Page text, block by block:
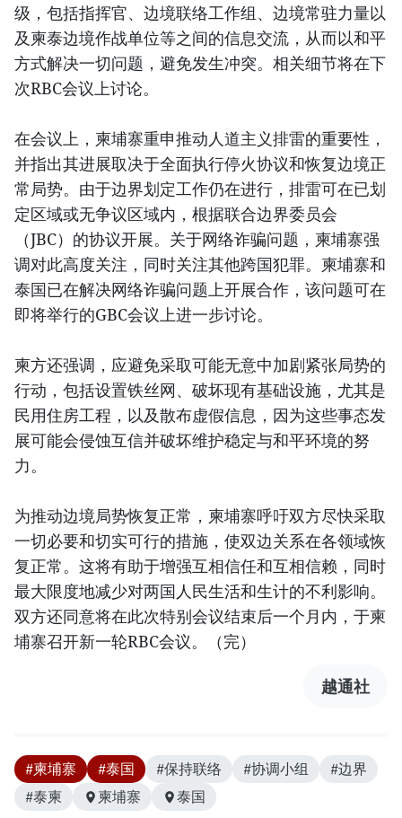
级，包括指挥官、边境联络工作组、边境常驻力量以
及柬泰边境作战单位等之间的信息交流，从而以和平
方式解决一切问题，避免发生冲突。相关细节将在下
次RBC会议上讨论。
在会议上，柬埔寨重申推动人道主义排雷的重要性，
并指出其进展取决于全面执行停火协议和恢复边境正
常局势。由于边界划定工作仍在进行，排雷可在已划
定区域或无争议区域内，根据联合边界委员会
（JBC）的协议开展。关于网络诈骗问题，柬埔寨强
调对此高度关注，同时关注其他跨国犯罪。柬埔寨和
泰国已在解决网络诈骗问题上开展合作，该问题可在
即将举行的GBC会议上进一步讨论。
柬方还强调，应避免采取可能无意中加剧紧张局势的
行动，包括设置铁丝网、破坏现有基础设施，尤其是
民用住房工程，以及散布虚假信息，因为这些事态发
展可能会侵蚀互信并破坏维护稳定与和平环境的努
力。
为推动边境局势恢复正常，柬埔寨呼吁双方尽快采取
一切必要和切实可行的措施，使双边关系在各领域恢
复正常。这将有助于增强互相信任和互相信赖，同时
最大限度地减少对两国人民生活和生计的不利影响。
双方还同意将在此次特别会议结束后一个月内，于柬
埔寨召开新一轮RBC会议。（完）
越通社
#柬埔寨 #泰国 #保持联络 #协调小组
#边界
#泰柬
柬埔寨 泰国